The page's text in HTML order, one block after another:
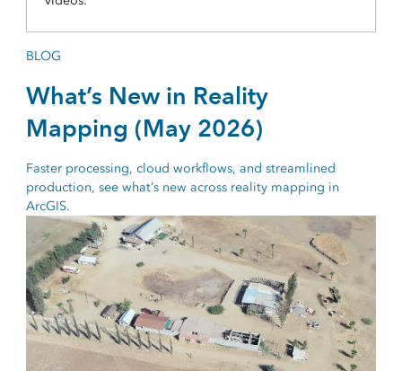
BLOG
What’s New in Reality
Mapping (May 2026)
Faster processing, cloud workflows, and streamlined
production, see what’s new across reality mapping in
ArcGIS.